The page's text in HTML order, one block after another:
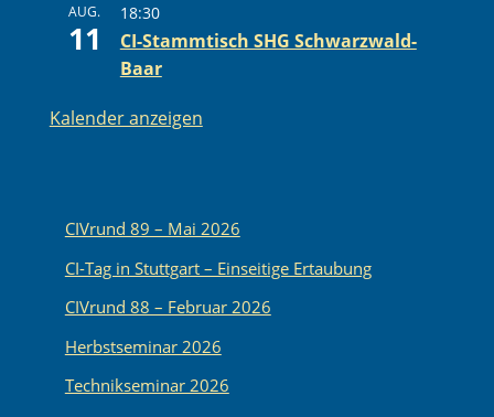
AUG.
11
18:30
CI-Stammtisch SHG Schwarzwald-
Baar
Kalender anzeigen
CIVrund 89 – Mai 2026
CI-Tag in Stuttgart – Einseitige Ertaubung
CIVrund 88 – Februar 2026
Herbstseminar 2026
Technikseminar 2026